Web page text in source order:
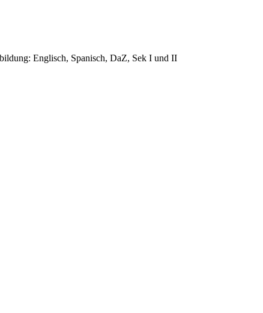
Englisch, Spanisch, DaZ, Sek I und II